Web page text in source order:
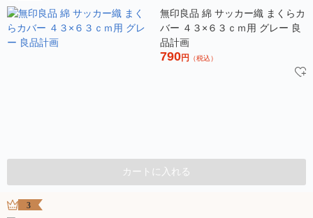
無印良品 綿 サッカー織 まくらカ
バー ４３×６３ｃｍ用 グレー 良
品計画
790円 （税込）
カートに入れる
3